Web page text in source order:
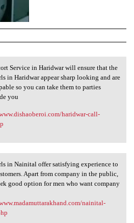
Service in
Service in Haridwar will ensure that the
in Haridwar appear sharp looking and are
so you can take them to parties
you
haridwar-call-
in Nainital offer
in Nainital offer satisfying experience to
Apart from company in the public,
good option for men who want company
nainital-